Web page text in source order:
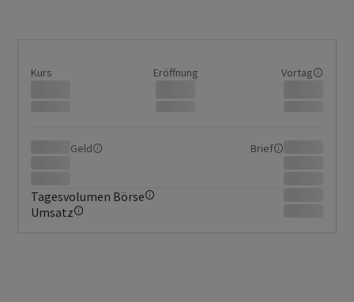
Kurs Eröffnung Vortag
Geld Brief
Tagesvolumen Börse
Umsatz